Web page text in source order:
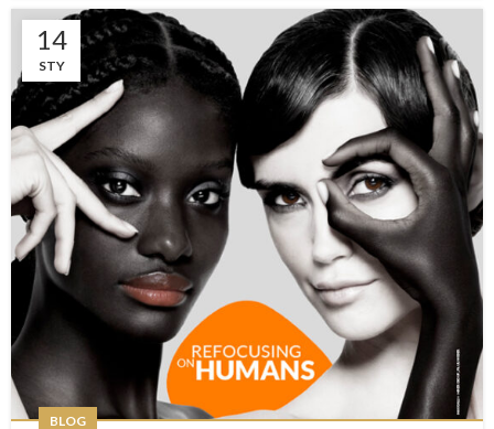
14
STY
BLOG